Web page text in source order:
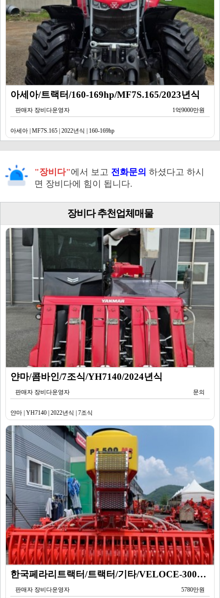
아세아/트랙터/160-169hp/MF7S.165/2023년식
판매자 장비다운영자 1억9000만원
아세아 | MF7S.165 | 2022년식 | 160-169hp
"장비다"에서 보고 전화문의 하셨다고 하시
면 장비다에 힘이 됩니다.
장비다 추천업체매물
얀마/콤바인/7조식/YH7140/2024년식
판매자 장비다운영자 문의
얀마 | YH7140 | 2022년식 | 7조식
한국페라리트랙터/트랙터/기타/VELOCE-300PS500M2E/2022년식
판매자 장비다운영자 5780만원